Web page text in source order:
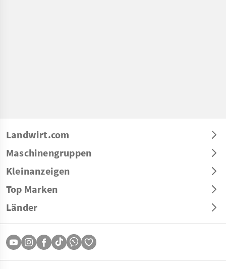
Landwirt.com
Maschinengruppen
Kleinanzeigen
Top Marken
Länder